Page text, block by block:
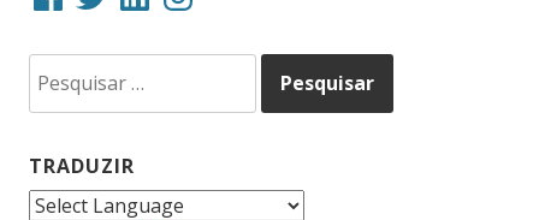
por:
TRADUZIR